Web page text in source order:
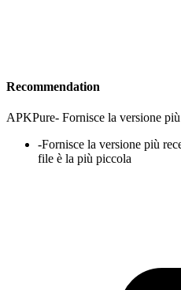
Recommendation
APKPure- Fornisce la versione
-Fornisce la versione più
file è la più piccola